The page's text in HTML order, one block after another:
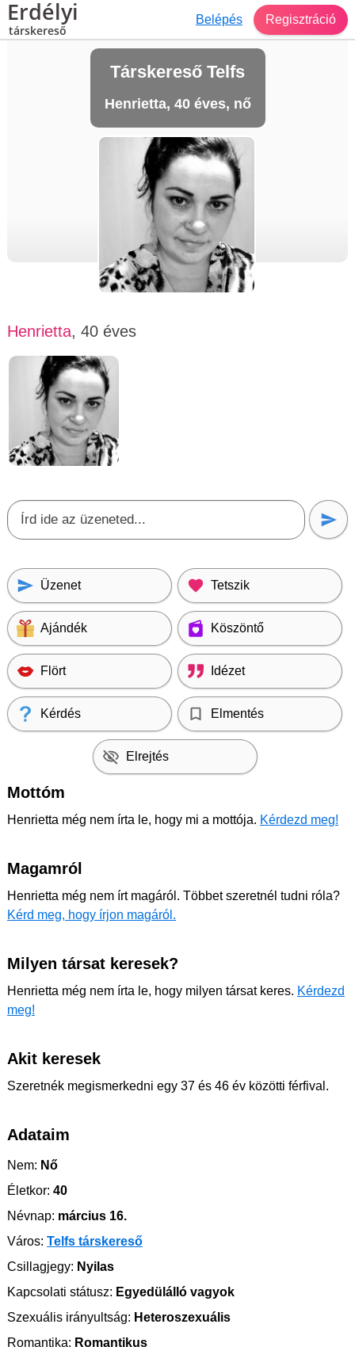
Erdélyi
társkereső
Belépés Regisztráció
Társkereső Telfs
Henrietta, 40 éves, nő
Henrietta, 40 éves
Üzenet Tetszik
Ajándék Köszöntő
Flört Idézet
Kérdés Elmentés
Elrejtés
Mottóm
Henrietta még nem írta le, hogy mi a mottója. Kérdezd meg!
Magamról
Henrietta még nem írt magáról. Többet szeretnél tudni róla?
Kérd meg, hogy írjon magáról.
Milyen társat keresek?
Henrietta még nem írta le, hogy milyen társat keres. Kérdezd
meg!
Akit keresek
Szeretnék megismerkedni egy 37 és 46 év közötti férfival.
Adataim
Nem: Nő
Életkor: 40
Névnap: március 16.
Város: Telfs társkereső
Csillagjegy: Nyilas
Kapcsolati státusz: Egyedülálló vagyok
Szexuális irányultság: Heteroszexuális
Romantika: Romantikus